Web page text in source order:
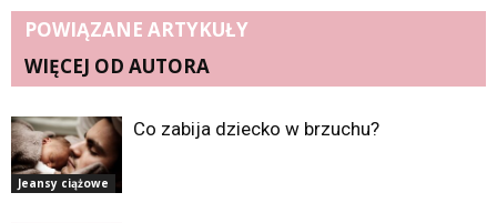
POWIĄZANE ARTYKUŁY
WIĘCEJ OD AUTORA
Jeansy ciążowe
Co zabija dziecko w brzuchu?